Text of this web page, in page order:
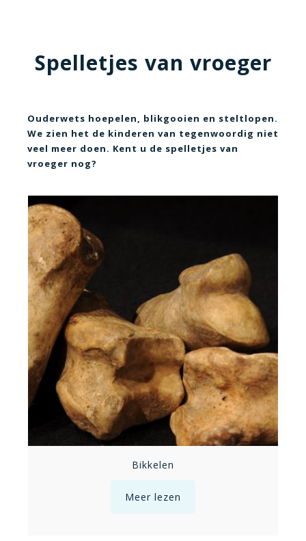
Spelletjes van vroeger
Ouderwets hoepelen, blikgooien en steltlopen.
We zien het de kinderen van tegenwoordig niet
veel meer doen. Kent u de spelletjes van
vroeger nog?
Bikkelen
Meer lezen